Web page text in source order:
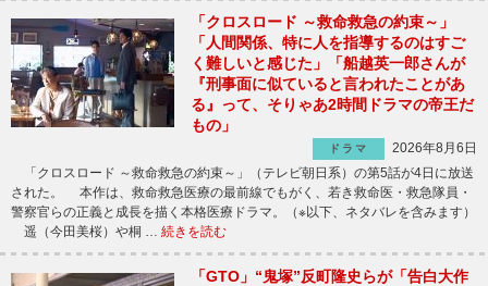
「クロスロード ～救命救急の約束～」
「人間関係、特に人を指導するのはすご
く難しいと感じた」「船越英一郎さんが
『刑事面に似ていると言われたことがあ
る』って、そりゃあ2時間ドラマの帝王だ
もの」
ドラマ
2026年8月6日
「クロスロード ～救命救急の約束～」（テレビ朝日系）の第5話が4日に放送
された。 本作は、救命救急医療の最前線でもがく、若き救命医・救急隊員・
警察官らの正義と成長を描く本格医療ドラマ。（※以下、ネタバレを含みます）
遥（今田美桜）や桐 … 続きを読む
「GTO」“鬼塚”反町隆史らが「告白大作